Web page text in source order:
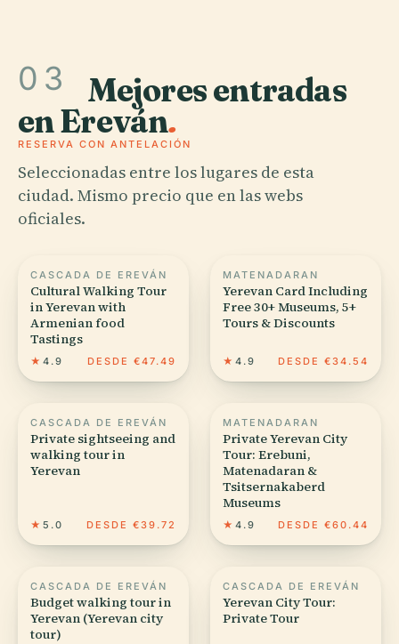
03 Mejores entradas
en Ereván.
RESERVA CON ANTELACIÓN
Seleccionadas entre los lugares de esta
ciudad. Mismo precio que en las webs
oficiales.
CASCADA DE EREVÁN
Cultural Walking Tour
in Yerevan with
Armenian food
Tastings
★ 4.9 DESDE €47.49
MATENADARAN
Yerevan Card Including
Free 30+ Museums, 5+
Tours & Discounts
★ 4.9 DESDE €34.54
CASCADA DE EREVÁN
Private sightseeing and
walking tour in
Yerevan
★ 5.0 DESDE €39.72
MATENADARAN
Private Yerevan City
Tour: Erebuni,
Matenadaran &
Tsitsernakaberd
Museums
★ 4.9 DESDE €60.44
CASCADA DE EREVÁN
Budget walking tour in
Yerevan (Yerevan city
tour)
CASCADA DE EREVÁN
Yerevan City Tour:
Private Tour